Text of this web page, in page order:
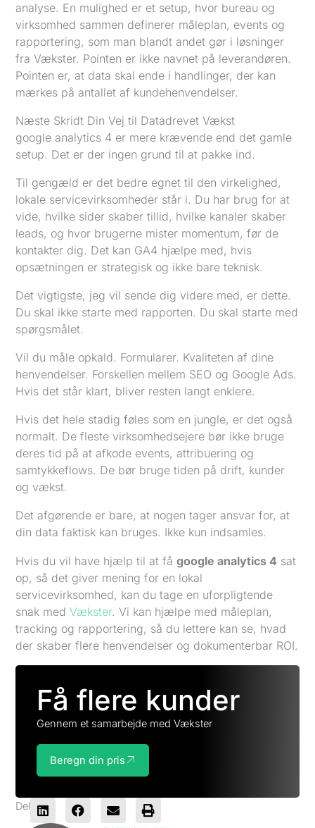
analyse. En mulighed er et setup, hvor bureau og
virksomhed sammen definerer måleplan, events og
rapportering, som man blandt andet gør i løsninger
fra Vækster. Pointen er ikke navnet på leverandøren.
Pointen er, at data skal ende i handlinger, der kan
mærkes på antallet af kundehenvendelser.
Næste Skridt Din Vej til Datadrevet Vækst
google analytics 4 er mere krævende end det gamle
setup. Det er der ingen grund til at pakke ind.
Til gengæld er det bedre egnet til den virkelighed,
lokale servicevirksomheder står i. Du har brug for at
vide, hvilke sider skaber tillid, hvilke kanaler skaber
leads, og hvor brugerne mister momentum, før de
kontakter dig. Det kan GA4 hjælpe med, hvis
opsætningen er strategisk og ikke bare teknisk.
Det vigtigste, jeg vil sende dig videre med, er dette.
Du skal ikke starte med rapporten. Du skal starte med
spørgsmålet.
Vil du måle opkald. Formularer. Kvaliteten af dine
henvendelser. Forskellen mellem SEO og Google Ads.
Hvis det står klart, bliver resten langt enklere.
Hvis det hele stadig føles som en jungle, er det også
normalt. De fleste virksomhedsejere bør ikke bruge
deres tid på at afkode events, attribuering og
samtykkeflows. De bør bruge tiden på drift, kunder
og vækst.
Det afgørende er bare, at nogen tager ansvar for, at
din data faktisk kan bruges. Ikke kun indsamles.
Hvis du vil have hjælp til at fågoogle analytics 4 sat
op, så det giver mening for en lokal
servicevirksomhed, kan du tage en uforpligtende
snak medVækster. Vi kan hjælpe med måleplan,
tracking og rapportering, så du lettere kan se, hvad
der skaber flere henvendelser og dokumenterbar ROI.
Få flere kunder
Gennem et samarbejde med Vækster
Beregn din pris
Del